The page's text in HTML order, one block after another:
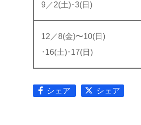
9／2(土)･3(日)
12／8(金)〜10(日)
･16(土)･17(日)
シェア シェア